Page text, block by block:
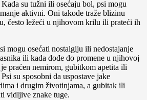
su tužni ili osećaju bol, psi mogu
aktivni. Oni takođe traže blizinu
često ležeći u njihovom krilu ili prateći ih
mogu osećati nostalgiju ili nedostajanje
ili kada dođe do promene u njihovoj
praćen nemirom, gubitkom apetita ili
su sposobni da uspostave jake
i drugim životinjama, a gubitak ili
vidljive znake tuge.